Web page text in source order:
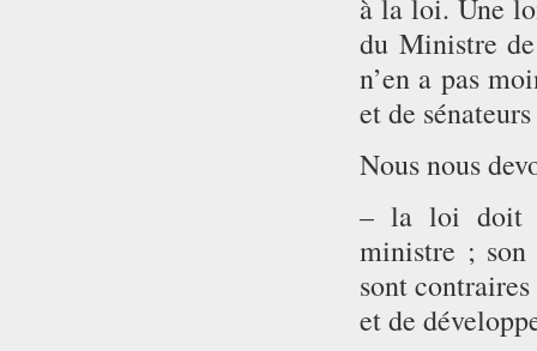
à la loi. Une
du Ministre
n’en a pas
et de
Nous nous
– la loi doit
ministre ; son
sont
et de